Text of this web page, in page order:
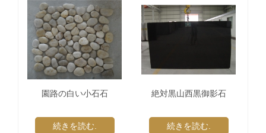
園路の白い小石石
続きを読む.
絶対黒山西黒御影石
続きを読む.